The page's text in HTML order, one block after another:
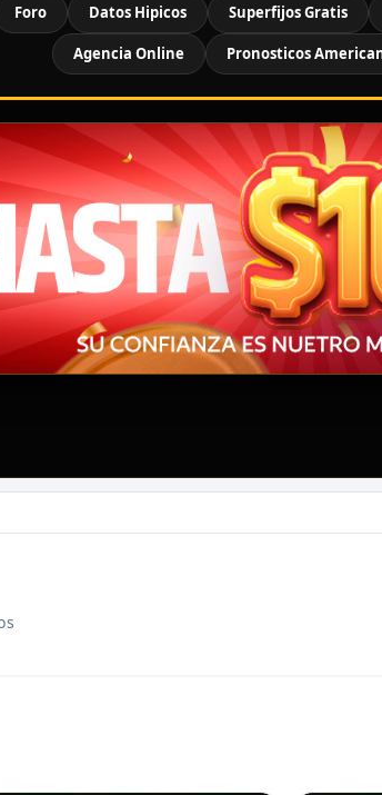
Foro Datos Hipicos Superfijos Gratis
Agencia Online Pronosticos